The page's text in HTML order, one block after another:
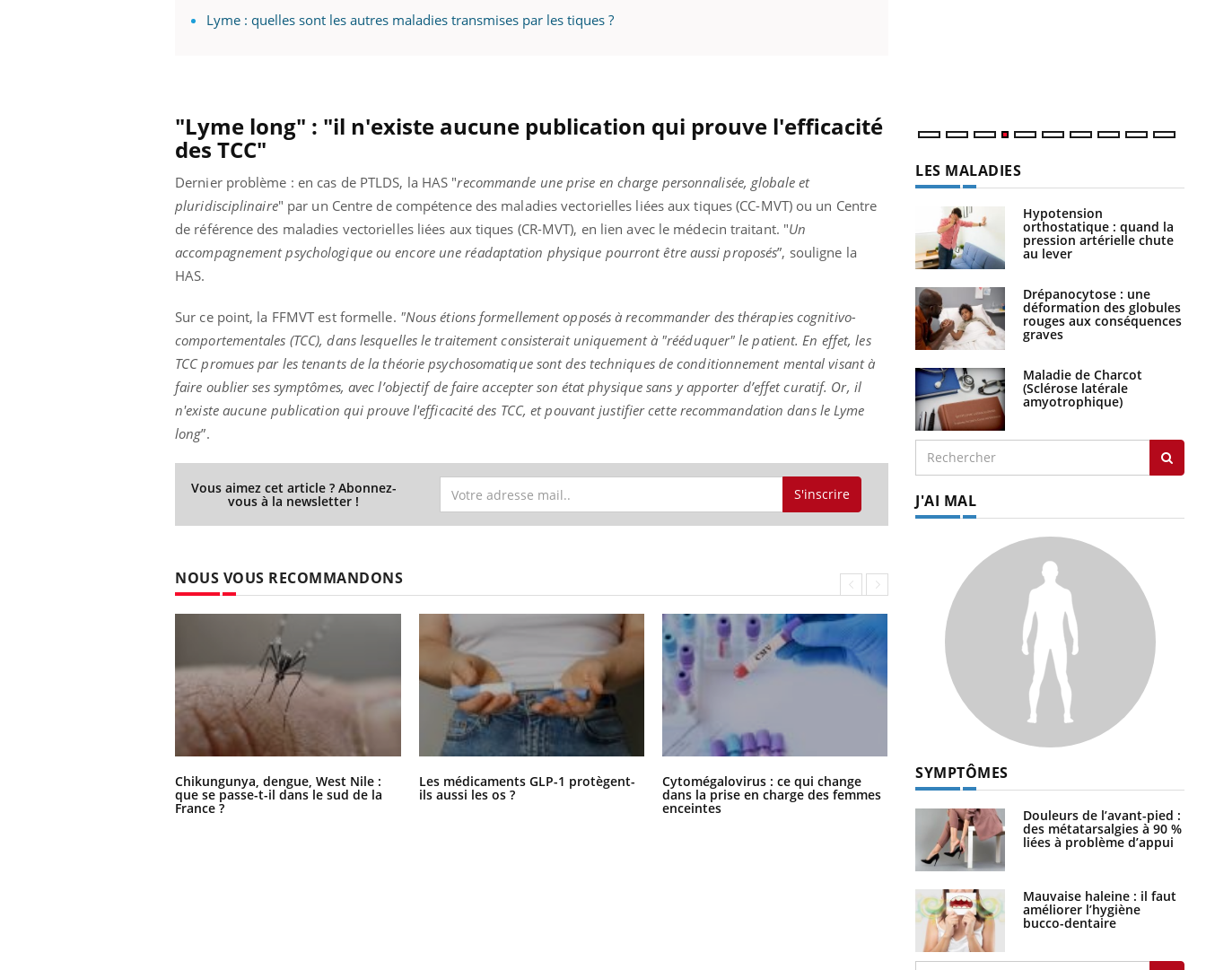
Lyme : quelles sont les autres maladies transmises par les tiques ?
"Lyme long" : "il n'existe aucune publication qui prouve l'efficacité
des TCC"
Dernier problème : en cas de PTLDS, la HAS "recommande une prise en charge personnalisée, globale et
pluridisciplinaire" par un Centre de compétence des maladies vectorielles liées aux tiques (CC-MVT) ou un Centre
de référence des maladies vectorielles liées aux tiques (CR-MVT), en lien avec le médecin traitant. "Un
accompagnement psychologique ou encore une réadaptation physique pourront être aussi proposés”, souligne la
HAS.
Sur ce point, la FFMVT est formelle. "Nous étions formellement opposés à recommander des thérapies cognitivo-
comportementales (TCC), dans lesquelles le traitement consisterait uniquement à "rééduquer" le patient. En effet, les
TCC promues par les tenants de la théorie psychosomatique sont des techniques de conditionnement mental visant à
faire oublier ses symptômes, avec l’objectif de faire accepter son état physique sans y apporter d’effet curatif. Or, il
n'existe aucune publication qui prouve l'efficacité des TCC, et pouvant justifier cette recommandation dans le Lyme
long”.
Vous aimez cet article ? Abonnez-
vous à la newsletter ! S'inscrire
NOUS VOUS RECOMMANDONS
Chikungunya, dengue, West Nile :
que se passe-t-il dans le sud de la
France ?
Les médicaments GLP-1 protègent-
ils aussi les os ?
Cytomégalovirus : ce qui change
dans la prise en charge des femmes
enceintes
La sieste empêche-t-elle de dormir
la nuit ?
LES MALADIES
Hypotension
orthostatique : quand la
pression artérielle chute
au lever
Drépanocytose : une
déformation des globules
rouges aux conséquences
graves
Maladie de Charcot
(Sclérose latérale
amyotrophique)
J'AI MAL
SYMPTÔMES
Douleurs de l’avant-pied :
des métatarsalgies à 90 %
liées à problème d’appui
Mauvaise haleine : il faut
améliorer l’hygiène
bucco-dentaire